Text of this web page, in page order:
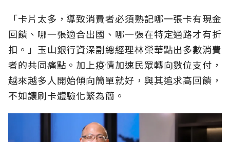
「卡片太多，導致消費者必須熟記哪一張卡有現金
回饋、哪一張適合出國、哪一張在特定通路才有折
扣。」玉山銀行資深副總經理林榮華點出多數消費
者的共同痛點。加上疫情加速民眾轉向數位支付，
越來越多人開始傾向簡單就好，與其追求高回饋，
不如讓刷卡體驗化繁為簡。